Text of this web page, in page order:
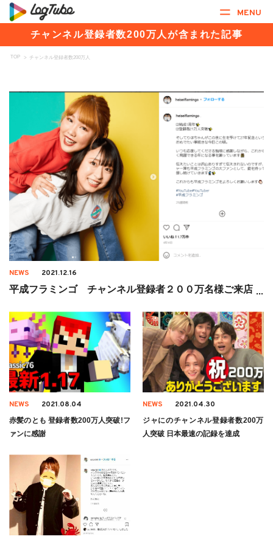
MENU
チャンネル登録者数200万人が含まれた記事
TOP > チャンネル登録者数200万人
NEWS 2021.12.16
平成フラミンゴ チャンネル登録者２００万名様ご来店！
NEWS 2021.08.04
赤髪のとも 登録者数200万人突破!フ
ァンに感謝
NEWS 2021.04.30
ジャにのチャンネル登録者数200万
人突破 日本最速の記録を達成